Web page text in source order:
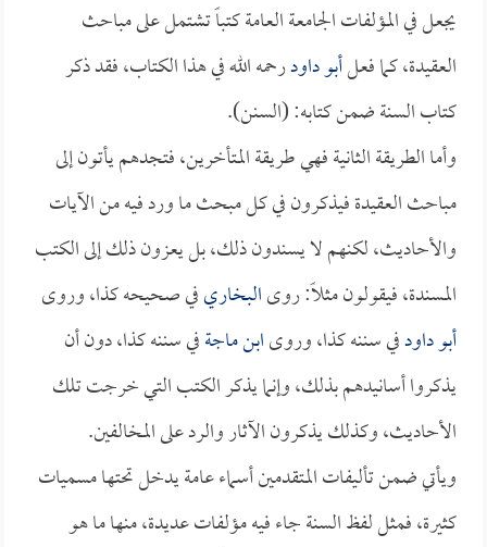
يجعل في المؤلفات الجامعة العامة كتباً تشتمل على مباحث
العقيدة، كما فعلأبو داودرحمه الله في هذا الكتاب، فقد ذكر
كتاب السنة ضمن كتابه: (السنن).
وأما الطريقة الثانية فهي طريقة المتأخرين، فتجدهم يأتون إلى
مباحث العقيدة فيذكرون في كل مبحث ما ورد فيه من الآيات
والأحاديث، لكنهم لا يسندون ذلك، بل يعزون ذلك إلى الكتب
المسندة، فيقولون مثلاً: روىالبخاريفي صحيحه كذا، وروى
أبو داودفي سننه كذا، وروىابن ماجةفي سننه كذا، دون أن
يذكروا أسانيدهم بذلك، وإنما يذكر الكتب التي خرجت تلك
الأحاديث، وكذلك يذكرون الآثار والرد على المخالفين.
ويأتي ضمن تأليفات المتقدمين أسماء عامة يدخل تحتها مسميات
كثيرة، فمثل لفظ السنة جاء فيه مؤلفات عديدة، منها ما هو